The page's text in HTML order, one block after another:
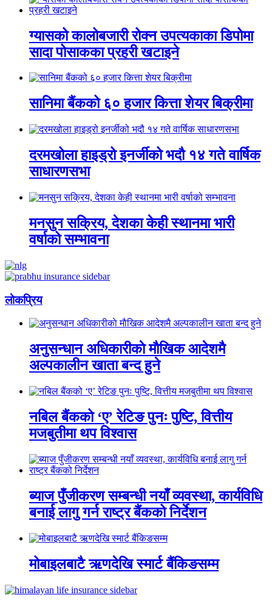
ग्यासको कालोबजारी रोक्न उपत्यकाका डिपोमा
सादा पोसाकका प्रहरी खटाइने
सानिमा बैंकको ६० हजार कित्ता शेयर बिक्रीमा
दरमखोला हाइड्रो इनर्जीको भदौ १४ गते वार्षिक
साधारणसभा
मनसुन सक्रिय, देशका केही स्थानमा भारी
वर्षाको सम्भावना
लाेकप्रिय
अनुसन्धान अधिकारीकाे माैखिक आदेशमै
अल्पकालीन खाता बन्द हुने
नबिल बैंकको ‘ए’ रेटिङ पुनः पुष्टि, वित्तीय
मजबुतीमा थप विश्वास
ब्याज पुँजीकरण सम्बन्धी नयाँ व्यवस्था, कार्यविधि
बनाई लागु गर्न राष्ट्र बैंकको निर्देशन
मोबाइलबाटै ऋणदेखि स्मार्ट बैंकिङसम्म